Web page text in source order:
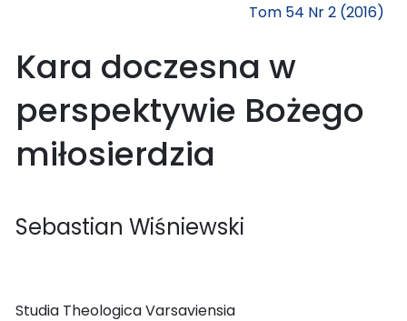
Tom 54 Nr 2 (2016)
Kara doczesna w
perspektywie Bożego
miłosierdzia
Sebastian Wiśniewski
Studia Theologica Varsaviensia